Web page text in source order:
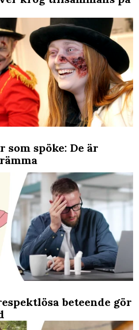
som spöke: De är
beteende gör